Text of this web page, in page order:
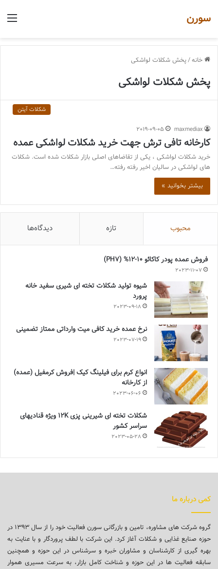
سورن
خانه/پخش شکلات لواشکی
پخش شکلات لواشکی
شکلات آیتن
maxmediax
2019-09-05
کارخانه تافی ترش جهت خرید شکلات لواشکی عمده
خرید شکلات لواشکی ، یکی از تقاضاهای اصلی بازار شکلات شده است. شکلات
های لواشکی در سالیان اخیر رفته رفته…
بیشتر بخوانید »
محبوب تازه دیدگاه‌ها
فروش عمده پودر کاکائو 10-12% (PH7)
2023-11-07
شیوه تولید شکلات تخته ای شیری سفید خانه
پرورد
2023-09-18
نرخ عمده خرید کافی میت وارداتی ممتاز تضمینی
2023-07-19
انواع کرم برای فیلینگ کیک |فروش کرمفیل (عمده)
از کارخانه
2023-06-06
شکلات تخته ای شیرینی پزی 12K ویژه قنادیهای
سراسر کشور
2023-05-28
کمی درباره ما
گروه شرکت های مشاوره، تامین و بازرگانی سورن فعالیت خود را از سال ۱۳۹۳ در
حوزه صنایع غذایی و شکلات آغاز کرد. این شرکت با لطف پروردگار و با عنایت به
بهره گیری از کارشناسان و مشاوران خبره و سرشناس در این حوزه و همچنین
سابقه فعالیت ها در این حوزه و شناخت کامل بازار، به سرعت مسیری هموار